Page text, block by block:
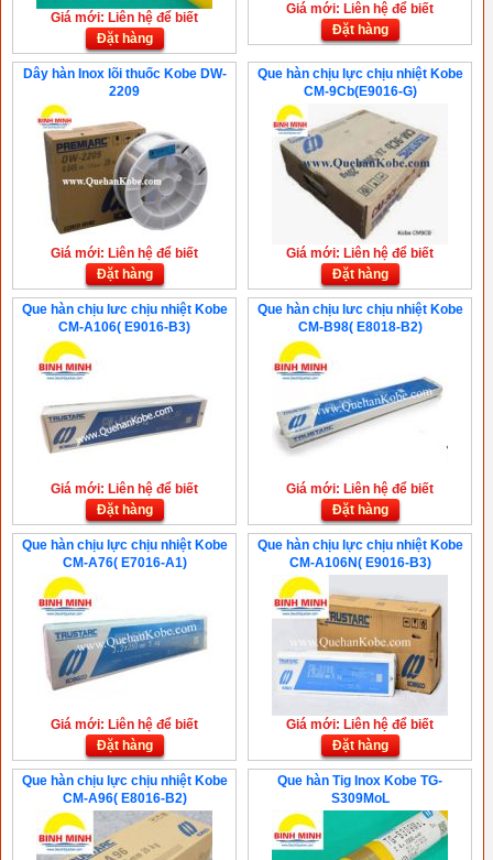
Giá mới: Liên hệ để biết
Đặt hàng
Giá mới: Liên hệ để biết
Đặt hàng
Dây hàn Inox lõi thuốc Kobe DW-
2209
Giá mới: Liên hệ để biết
Đặt hàng
Que hàn chịu lực chịu nhiệt Kobe
CM-9Cb(E9016-G)
Giá mới: Liên hệ để biết
Đặt hàng
Que hàn chịu lưc chịu nhiệt Kobe
CM-A106( E9016-B3)
Giá mới: Liên hệ để biết
Đặt hàng
Que hàn chịu lưc chịu nhiệt Kobe
CM-B98( E8018-B2)
Giá mới: Liên hệ để biết
Đặt hàng
Que hàn chịu lực chịu nhiệt Kobe
CM-A76( E7016-A1)
Giá mới: Liên hệ để biết
Đặt hàng
Que hàn chịu lực chịu nhiệt Kobe
CM-A106N( E9016-B3)
Giá mới: Liên hệ để biết
Đặt hàng
Que hàn chịu lực chịu nhiệt Kobe
CM-A96( E8016-B2)
Que hàn Tig Inox Kobe TG-
S309MoL